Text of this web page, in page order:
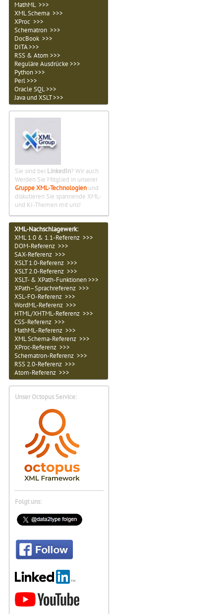
MathML >>>
XML Schema >>>
XProc >>>
Schematron >>>
DocBook >>>
DITA >>>
RSS & Atom >>>
Reguläre Ausdrücke >>>
Python >>>
Perl >>>
Oracle SQL >>>
Java und XSLT >>>
Sie sind bei LinkedIn? Wir auch.
Werden Sie Mitglied in unserer
Gruppe XML-Technologien und
diskutieren Sie spannende XML-
und KI-Themen mit uns!
XML-Nachschlagewerk:
XML 1.0 & 1.1-Referenz >>>
DOM-Referenz >>>
SAX-Referenz >>>
XSLT 1.0-Referenz >>>
XSLT 2.0-Referenz >>>
XSLT- & XPath-Funktionen >>>
XPath–Sprachreferenz >>>
XSL-FO-Referenz >>>
WordML-Referenz >>>
HTML/XHTML-Referenz >>>
CSS-Referenz >>>
MathML-Referenz >>>
XML Schema-Referenz >>>
XProc-Referenz >>>
Schematron-Referenz >>>
RSS 2.0-Referenz >>>
Atom-Referenz >>>
Unser Octopus Service:
Folgt uns: